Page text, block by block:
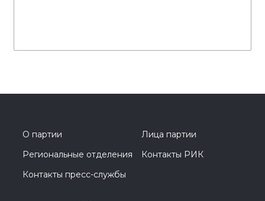
О партии
Лица партии
Региональные отделения
Контакты РИК
Контакты пресс-службы